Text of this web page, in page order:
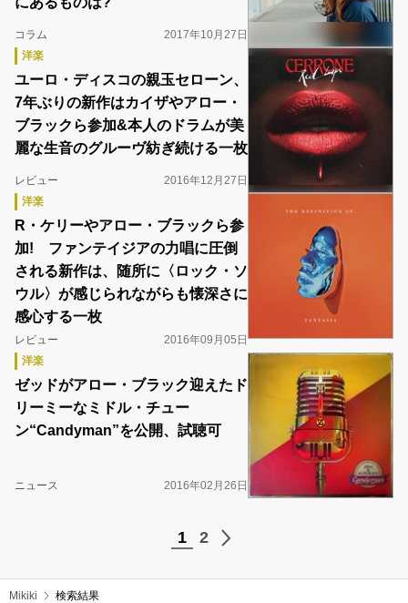
コラム
2017年10月27日
洋楽
ユーロ・ディスコの親玉セローン、
7年ぶりの新作はカイザやアロー・
ブラックら参加&本人のドラムが美
麗な生音のグルーヴ紡ぎ続ける一枚
レビュー
2016年12月27日
洋楽
R・ケリーやアロー・ブラックら参
加! ファンテイジアの力唱に圧倒
される新作は、随所に〈ロック・ソ
ウル〉が感じられながらも懐深さに
感心する一枚
レビュー
2016年09月05日
洋楽
ゼッドがアロー・ブラック迎えたド
リーミーなミドル・チュー
ン“Candyman”を公開、試聴可
ニュース 2016年02月26日
1 2
Mikiki 検索結果